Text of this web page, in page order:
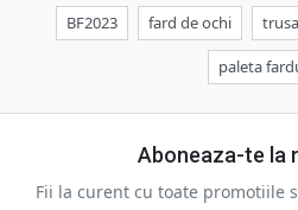
BF2023 fard de ochi
paleta
Aboneaza-te la
Fii la curent cu toate promotiile